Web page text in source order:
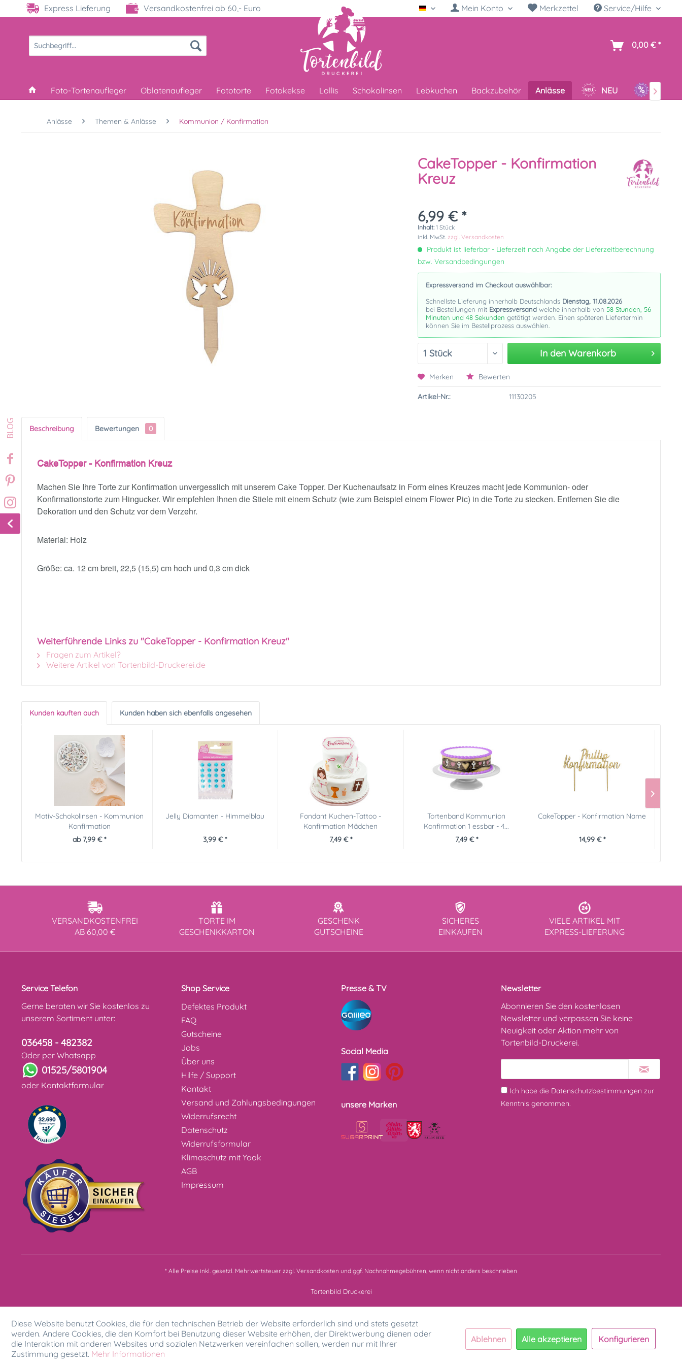
Express Lieferung Versandkostenfrei ab 60,- Euro Deutsch Mein Konto Merkzettel Service/Hilfe
0,00 € *
Foto-Tortenaufleger Oblatenaufleger Fototorte Fotokekse Lollis Schokolinsen Lebkuchen Backzubehör Anlässe NEU SALE

Anlässe Themen & Anlässe Kommunion / Konfirmation
CakeTopper - Konfirmation
Kreuz
6,99 € *
Inhalt:1 Stück
inkl. MwSt.zzgl. Versandkosten
Produkt ist lieferbar - Lieferzeit nach Angabe der Lieferzeitberechnung
bzw. Versandbedingungen
Expressversand im Checkout auswählbar:
Schnellste Lieferung innerhalb Deutschlands Dienstag, 11.08.2026
bei Bestellungen mit Expressversand welche innerhalb von 58 Stunden, 56
Minuten und 47 Sekunden getätigt werden. Einen späteren Liefertermin
können Sie im Bestellprozess auswählen.
In den Warenkorb
Merken Bewerten
Artikel-Nr.: 11130205
Beschreibung Bewertungen 0
CakeTopper - Konfirmation Kreuz
Machen Sie Ihre Torte zur Konfirmation unvergesslich mit unserem Cake Topper. Der Kuchenaufsatz in Form eines Kreuzes macht jede Kommunion- oder
Konfirmationstorte zum Hingucker. Wir empfehlen Ihnen die Stiele mit einem Schutz (wie zum Beispiel einem Flower Pic) in die Torte zu stecken. Entfernen Sie die
Dekoration und den Schutz vor dem Verzehr.
Material: Holz
Größe: ca. 12 cm breit, 22,5 (15,5) cm hoch und 0,3 cm dick
Weiterführende Links zu "CakeTopper - Konfirmation Kreuz"
Fragen zum Artikel?
Weitere Artikel von Tortenbild-Druckerei.de
Kunden kauften auch Kunden haben sich ebenfalls angesehen
Motiv-Schokolinsen - Kommunion
Konfirmation
ab 7,99 € *
Jelly Diamanten - Himmelblau
3,99 € *
Fondant Kuchen-Tattoo -
Konfirmation Mädchen
7,49 € *
Tortenband Kommunion
Konfirmation 1 essbar - 4...
7,49 € *
CakeTopper - Konfirmation Name
14,99 € *
VERSANDKOSTENFREI
AB 60,00 €
TORTE IM
GESCHENKKARTON
GESCHENK
GUTSCHEINE
SICHERES
EINKAUFEN
VIELE ARTIKEL MIT
EXPRESS-LIEFERUNG
Service Telefon
Gerne beraten wir Sie kostenlos zu
unserem Sortiment unter:
036458 - 482382
Oder per Whatsapp
01525/5801904
oder Kontaktformular
Shop Service
Defektes Produkt
FAQ
Gutscheine
Jobs
Über uns
Hilfe / Support
Kontakt
Versand und Zahlungsbedingungen
Widerrufsrecht
Datenschutz
Widerrufsformular
Klimaschutz mit Yook
AGB
Impressum
Presse & TV
Social Media
unsere Marken
Newsletter
Abonnieren Sie den kostenlosen
Newsletter und verpassen Sie keine
Neuigkeit oder Aktion mehr von
Tortenbild-Druckerei.
Ich habe die Datenschutzbestimmungen zur
Kenntnis genommen.
* Alle Preise inkl. gesetzl. Mehrwertsteuer zzgl. Versandkosten und ggf. Nachnahmegebühren, wenn nicht anders beschrieben
Tortenbild Druckerei
Diese Website benutzt Cookies, die für den technischen Betrieb der Website erforderlich sind und stets gesetzt
werden. Andere Cookies, die den Komfort bei Benutzung dieser Website erhöhen, der Direktwerbung dienen oder
die Interaktion mit anderen Websites und sozialen Netzwerken vereinfachen sollen, werden nur mit Ihrer
Zustimmung gesetzt. Mehr Informationen
Ablehnen Alle akzeptieren Konfigurieren